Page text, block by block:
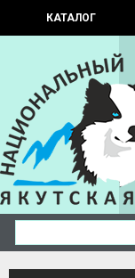
КАТАЛОГ